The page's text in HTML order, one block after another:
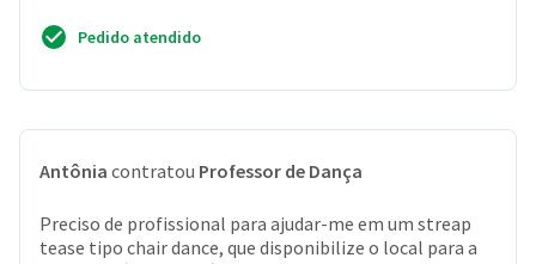
Pedido atendido
Antônia contratou Professor de Dança
Preciso de profissional para ajudar-me em um streap
tease tipo chair dance, que disponibilize o local para a